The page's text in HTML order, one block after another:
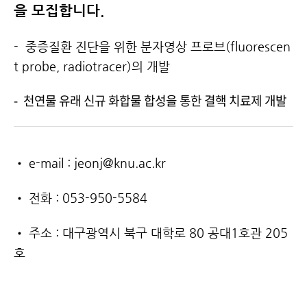
을 모집합니다.
- 중증질환 진단을 위한 분자영상 프로브(fluorescen
t probe, radiotracer)의 개발
- 천연물 유래 신규 화합물 합성을 통한 결핵 치료제 개발
• e-mail : jeonj@knu.ac.kr
• 전화 : 053-950-5584
• 주소 : 대구광역시 북구 대학로 80 공대1호관 205
호